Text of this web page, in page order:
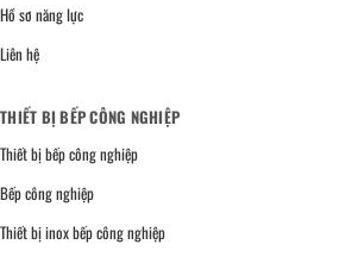
Hồ sơ năng lực
Liên hệ
THIẾT BỊ BẾP CÔNG NGHIỆP
Thiết bị bếp công nghiệp
Bếp công nghiệp
Thiết bị inox bếp công nghiệp